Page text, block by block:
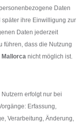
Daten
ihre Einwilligung zur
Daten jederzeit
führen, dass die Nutzung
Mallorca nicht möglich ist.
erfolgt nur bei
Erfassung,
Verarbeitung, Änderung,